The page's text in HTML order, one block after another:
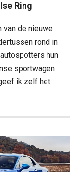
Ring
van de nieuwe
rond in
hun
sportwagen
ik zelf het